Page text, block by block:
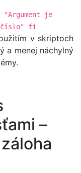
je
číslo" fi
v skriptoch
a menej náchylný
–